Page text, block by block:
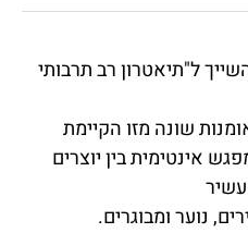
ל"תיאטרון רב תרבותי
שונה מזו הקיימת
אינטימית בין יוצרים
נוער ומבוגרים.